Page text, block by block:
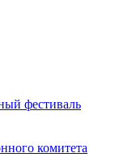
фестиваль
комитета